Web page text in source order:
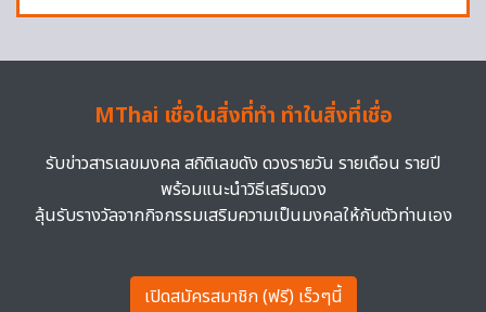
MThai เชื่อในสิ่งที่ทำ ทำในสิ่งที่เชื่อ
รับข่าวสารเลขมงคล สถิติเลขดัง ดวงรายวัน รายเดือน รายปี
พร้อมแนะนำวิธีเสริมดวง
ลุ้นรับรางวัลจากกิจกรรมเสริมความเป็นมงคลให้กับตัวท่านเอง
เปิดสมัครสมาชิก (ฟรี) เร็วๆนี้